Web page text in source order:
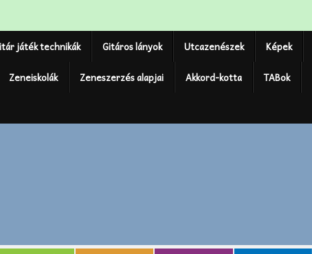
játék technikák Gitáros lányok Utcazenészek Képek
Zeneiskolák Zeneszerzés alapjai Akkord-kotta TABok